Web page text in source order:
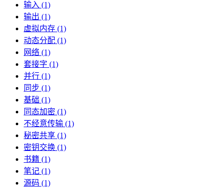
输入 (1)
输出 (1)
虚拟内存 (1)
动态分配 (1)
网络 (1)
套接字 (1)
并行 (1)
同步 (1)
基础 (1)
同态加密 (1)
不经意传输 (1)
秘密共享 (1)
密钥交换 (1)
书籍 (1)
笔记 (1)
源码 (1)